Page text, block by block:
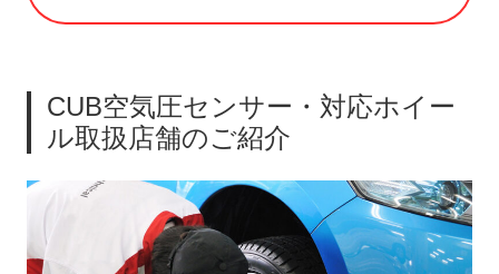
CUB空気圧センサー・対応ホイー
ル取扱店舗のご紹介